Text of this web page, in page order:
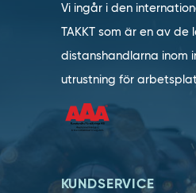
Vi ingår i den
TAKKT som är en av de
distanshandlarna inom
utrustning för
KUNDSERVICE